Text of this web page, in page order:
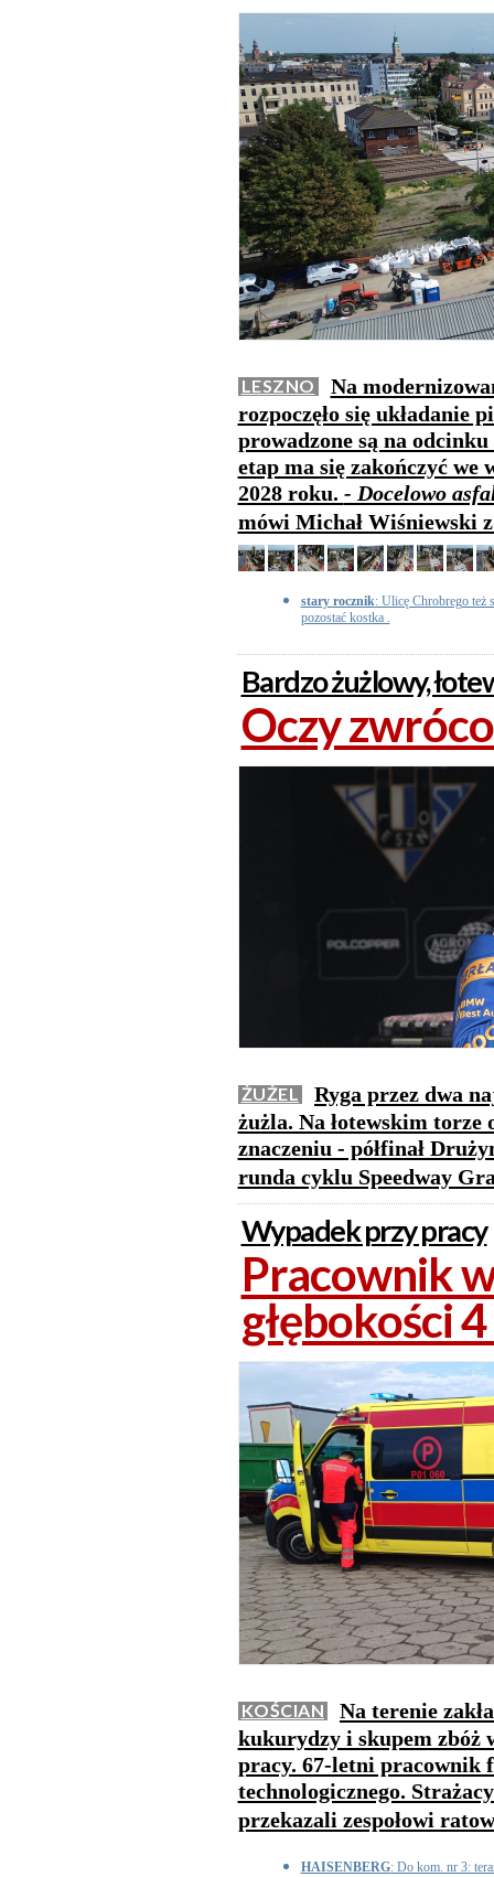
LESZNO
Na
rozpoczęło się układanie
prowadzone są na
etap ma się zakończyć we
2028 roku. - Docelowo
mówi Michał Wiśniewski
stary rocznik: Ulicę Chrobrego też
pozostać kostka .
Bardzo żużlowy,
Oczy
ŻUŻEL
Ryga przez dwa
żużla. Na łotewskim
znaczeniu - półfinał
runda cyklu Speedway
Wypadek przy pracy
Pracownik
głębokości
KOŚCIAN
Na terenie
kukurydzy i skupem zbóż
pracy. 67-letni pracownik
technologicznego.
przekazali zespołowi
HAISENBERG: Do kom. nr 3: